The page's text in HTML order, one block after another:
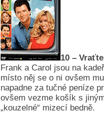
10 –
Frank a Carol jsou na
místo něj se o ni ovšem
napadne za tučné peníze
ovšem vezme košík s
„kouzelné“ mizecí bedně.